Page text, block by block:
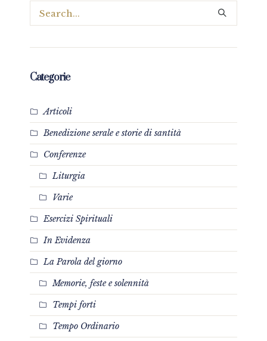
Categorie
Articoli
Benedizione serale e storie di santità
Conferenze
Liturgia
Varie
Esercizi Spirituali
In Evidenza
La Parola del giorno
Memorie, feste e solennità
Tempi forti
Tempo Ordinario